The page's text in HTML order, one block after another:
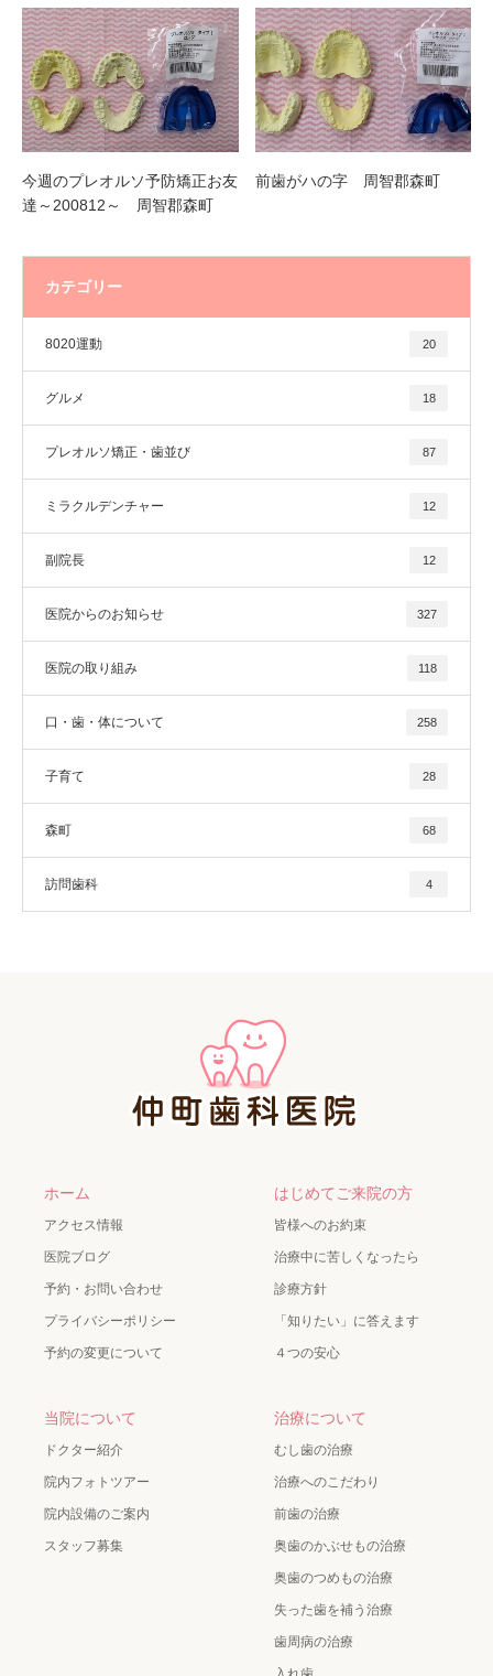
今週のプレオルソ予防矯正お友
達～200812～ 周智郡森町
前歯がハの字 周智郡森町
カテゴリー
8020運動 20
グルメ 18
プレオルソ矯正・歯並び 87
ミラクルデンチャー 12
副院長 12
医院からのお知らせ 327
医院の取り組み 118
口・歯・体について 258
子育て 28
森町 68
訪問歯科 4
ホーム
アクセス情報
医院ブログ
予約・お問い合わせ
プライバシーポリシー
予約の変更について
はじめてご来院の方
皆様へのお約束
治療中に苦しくなったら
診療方針
「知りたい」に答えます
４つの安心
当院について
ドクター紹介
院内フォトツアー
院内設備のご案内
スタッフ募集
治療について
むし歯の治療
治療へのこだわり
前歯の治療
奥歯のかぶせもの治療
奥歯のつめもの治療
失った歯を補う治療
歯周病の治療